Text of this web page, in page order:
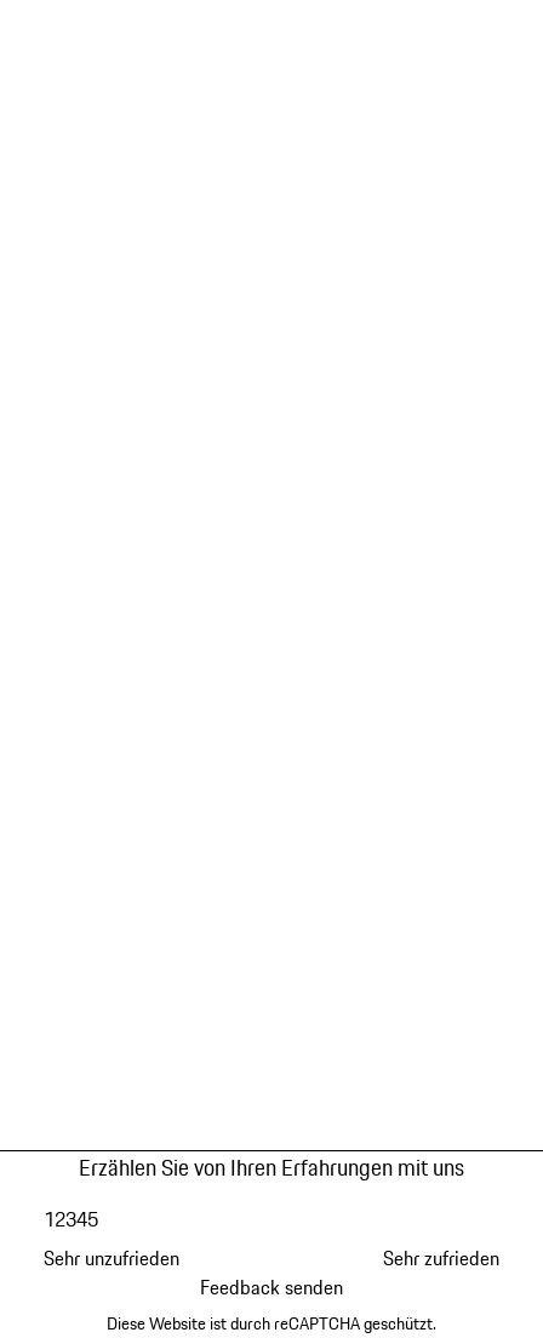
Erzählen Sie von Ihren Erfahrungen mit uns
Sehr unzufrieden
12345
Sehr zufrieden
Feedback senden
Diese Website ist durch reCAPTCHA geschützt.